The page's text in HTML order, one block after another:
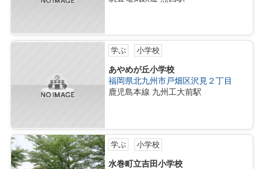
学ぶ 小学校
あやめが丘小学校
福岡県北九州市戸畑区沢見２丁目
鹿児島本線 九州工大前駅
学ぶ 小学校
水巻町立吉田小学校